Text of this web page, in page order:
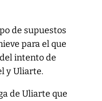
de supuestos
para el que
intento de
y Uliarte.
de Uliarte que